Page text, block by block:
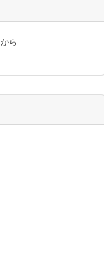
から